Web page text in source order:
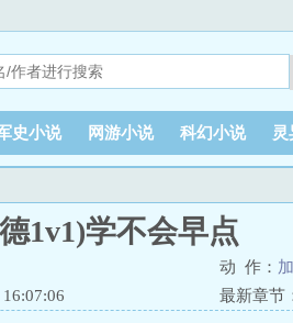
史小说 网游小说 科幻小说
1v1)学不会早点
动 作：
最新章节